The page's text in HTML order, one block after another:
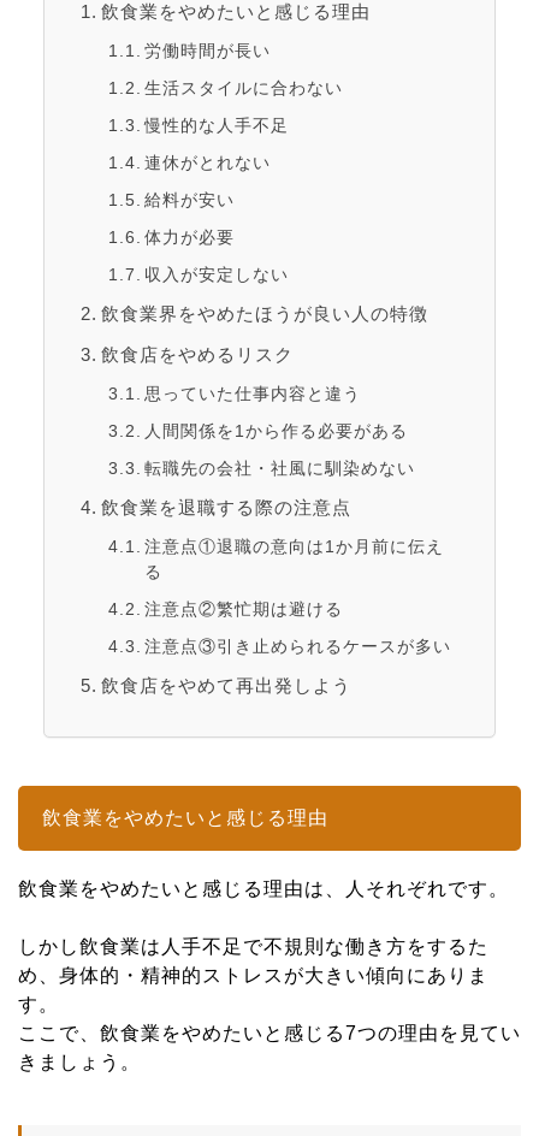
飲食業をやめたいと感じる理由
労働時間が長い
生活スタイルに合わない
慢性的な人手不足
連休がとれない
給料が安い
体力が必要
収入が安定しない
飲食業界をやめたほうが良い人の特徴
飲食店をやめるリスク
思っていた仕事内容と違う
人間関係を1から作る必要がある
転職先の会社・社風に馴染めない
飲食業を退職する際の注意点
注意点①退職の意向は1か月前に伝え
る
注意点②繁忙期は避ける
注意点③引き止められるケースが多い
飲食店をやめて再出発しよう
飲食業をやめたいと感じる理由
飲食業をやめたいと感じる理由は、人それぞれです。
しかし飲食業は人手不足で不規則な働き方をするた
め、身体的・精神的ストレスが大きい傾向にありま
す。
ここで、飲食業をやめたいと感じる7つの理由を見てい
きましょう。